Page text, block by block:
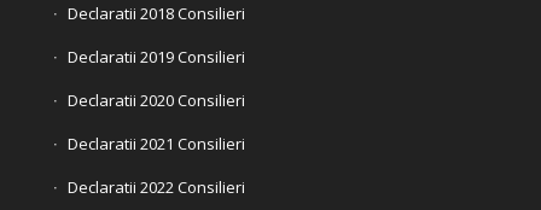
Declaratii 2018 Consilieri
Declaratii 2019 Consilieri
Declaratii 2020 Consilieri
Declaratii 2021 Consilieri
Declaratii 2022 Consilieri